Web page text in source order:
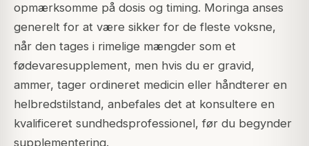
opmærksomme på dosis og timing. Moringa anses
generelt for at være sikker for de fleste voksne,
når den tages i rimelige mængder som et
fødevaresupplement, men hvis du er gravid,
ammer, tager ordineret medicin eller håndterer en
helbredstilstand, anbefales det at konsultere en
kvalificeret sundhedsprofessionel, før du begynder
supplementering.